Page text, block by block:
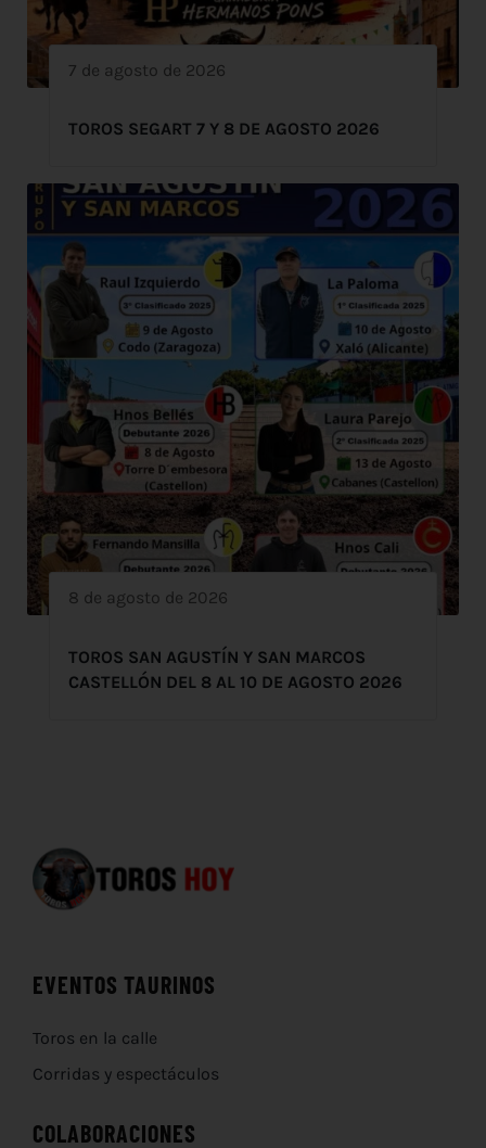
7 de agosto de 2026
TOROS SEGART 7 Y 8 DE AGOSTO 2026
8 de agosto de 2026
TOROS SAN AGUSTÍN Y SAN MARCOS
CASTELLÓN DEL 8 AL 10 DE AGOSTO 2026
EVENTOS TAURINOS
Toros en la calle
Corridas y espectáculos
COLABORACIONES